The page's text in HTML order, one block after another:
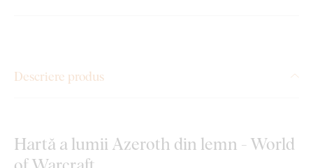
Descriere produs
Hartă a lumii Azeroth din lemn - World